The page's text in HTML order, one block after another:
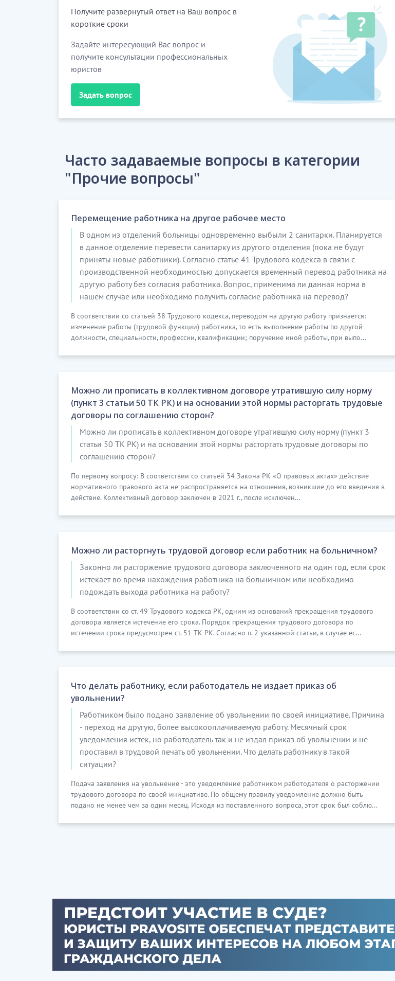
Получите развернутый ответ на Ваш вопрос в
короткие сроки
Задайте интересующий Вас вопрос и
получите консультации профессиональных
юристов
Задать вопрос
Часто задаваемые вопросы в категории
"Прочие вопросы"
Перемещение работника на другое рабочее место
В одном из отделений больницы одновременно выбыли 2 санитарки. Планируется
в данное отделение перевести санитарку из другого отделения (пока не будут
приняты новые работники). Согласно статье 41 Трудового кодекса в связи с
производственной необходимостью допускается временный перевод работника на
другую работу без согласия работника. Вопрос, применима ли данная норма в
нашем случае или необходимо получить согласие работника на перевод?
В соответствии со статьей 38 Трудового кодекса, переводом на другую работу признается:
изменение работы (трудовой функции) работника, то есть выполнение работы по другой
должности, специальности, профессии, квалификации; поручение иной работы, при выпо...
Можно ли прописать в коллективном договоре утратившую силу норму
(пункт 3 статьи 50 ТК РК) и на основании этой нормы расторгать трудовые
договоры по соглашению сторон?
Можно ли прописать в коллективном договоре утратившую силу норму (пункт 3
статьи 50 ТК РК) и на основании этой нормы расторгать трудовые договоры по
соглашению сторон?
По первому вопросу: В соответствии со статьей 34 Закона РК «О правовых актах» действие
нормативного правового акта не распространяется на отношения, возникшие до его введения в
действие. Коллективный договор заключен в 2021 г., после исключен...
Можно ли расторгнуть трудовой договор если работник на больничном?
Законно ли расторжение трудового договора заключенного на один год, если срок
истекает во время нахождения работника на больничном или необходимо
подождать выхода работника на работу?
В соответствии со ст. 49 Трудового кодекса РК, одним из оснований прекращения трудового
договора является истечение его срока. Порядок прекращения трудового договора по
истечении срока предусмотрен ст. 51 ТК РК. Согласно п. 2 указанной статьи, в случае ес...
Что делать работнику, если работодатель не издает приказ об
увольнении?
Работником было подано заявление об увольнении по своей инициативе. Причина
- переход на другую, более высокооплачиваемую работу. Месячный срок
уведомления истек, но работодатель так и не издал приказ об увольнении и не
проставил в трудовой печать об увольнении. Что делать работнику в такой
ситуации?
Подача заявления на увольнение - это уведомление работником работодателя о расторжении
трудового договора по своей инициативе. По общему правилу уведомление должно быть
подано не менее чем за один месяц. Исходя из поставленного вопроса, этот срок был соблю...